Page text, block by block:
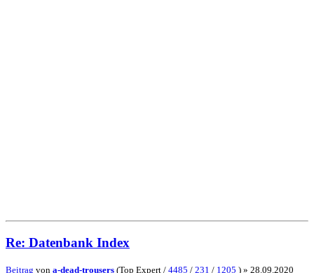
Re: Datenbank Index
Beitrag von a-dead-trousers (Top Expert / 4485 / 231 / 1205 ) » 28.09.2020